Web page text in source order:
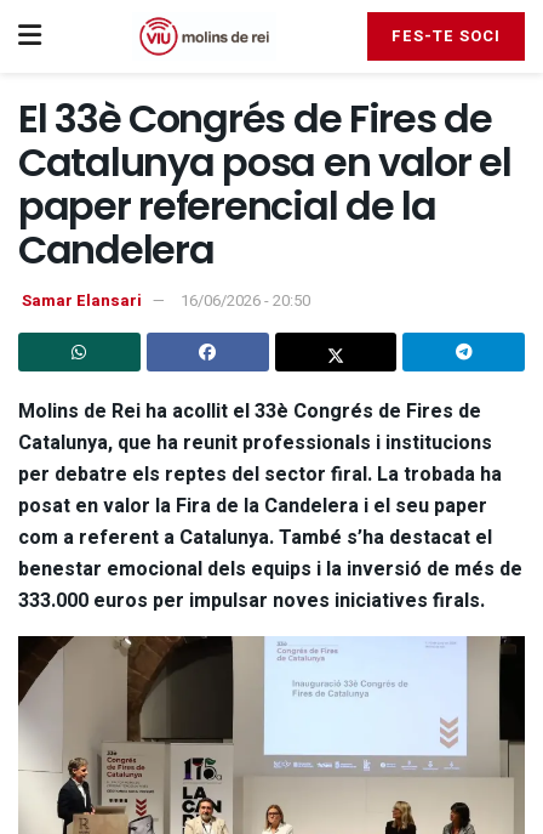
FES-TE SOCI
El 33è Congrés de Fires de
Catalunya posa en valor el
paper referencial de la
Candelera
Samar Elansari 16/06/2026 - 20:50
Molins de Rei ha acollit el 33è Congrés de Fires de
Catalunya, que ha reunit professionals i institucions
per debatre els reptes del sector firal. La trobada ha
posat en valor la Fira de la Candelera i el seu paper
com a referent a Catalunya. També s’ha destacat el
benestar emocional dels equips i la inversió de més de
333.000 euros per impulsar noves iniciatives firals.